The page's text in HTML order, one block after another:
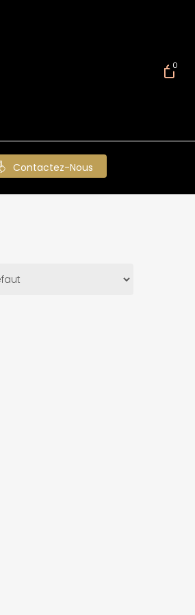
0
Contactez-Nous